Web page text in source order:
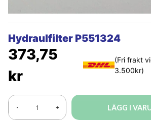
Hydraulfilter P551324
373,75
kr
- + LÄGG I